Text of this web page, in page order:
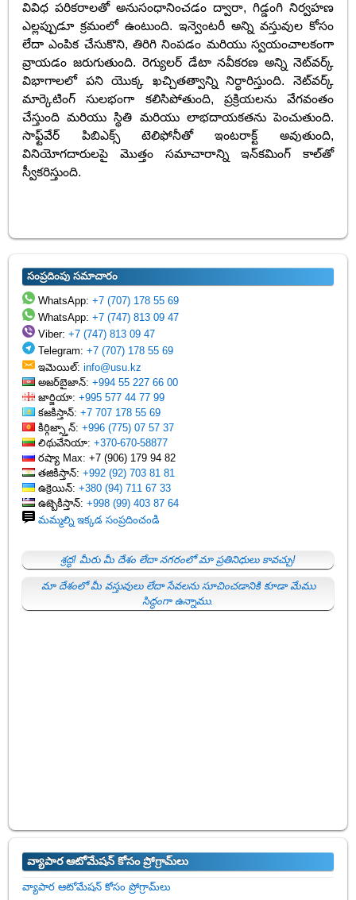
వివిధ పరికరాలతో అనుసంధానించడం ద్వారా, గిడ్డంగి నిర్వహణ
ఎల్లప్పుడూ క్రమంలో ఉంటుంది. ఇన్వెంటరీ అన్ని వస్తువుల కోసం
లేదా ఎంపిక చేసుకొని, తిరిగి నింపడం మరియు స్వయంచాలకంగా
వ్రాయడం జరుగుతుంది. రెగ్యులర్ డేటా నవీకరణ అన్ని నెట్‌వర్క్
విభాగాలలో పని యొక్క ఖచ్చితత్వాన్ని నిర్ధారిస్తుంది. నెట్‌వర్క్
మార్కెటింగ్ సులభంగా కలిసిపోతుంది, ప్రక్రియలను వేగవంతం
చేస్తుంది మరియు స్థితి మరియు లాభదాయకతను పెంచుతుంది.
సాఫ్ట్‌వేర్ పిబిఎక్స్ టెలిఫోనీతో ఇంటరాక్ట్ అవుతుంది,
వినియోగదారులపై మొత్తం సమాచారాన్ని ఇన్‌కమింగ్ కాల్‌తో
స్వీకరిస్తుంది.
సంప్రదింపు సమాచారం
WhatsApp:+7 (707) 178 55 69
WhatsApp:+7 (747) 813 09 47
Viber:+7 (747) 813 09 47
Telegram:+7 (707) 178 55 69
ఇమెయిల్:info@usu.kz
అజర్‌బైజాన్:+994 55 227 66 00
జార్జియా:+995 577 44 77 99
కజకిస్తాన్:+7 707 178 55 69
కిర్గిజ్స్తాన్:+996 (775) 07 57 37
లిథువేనియా:+370-670-58877
రష్యా Max: +7 (906) 179 94 82
తజికిస్తాన్:+992 (92) 703 81 81
ఉక్రెయిన్:+380 (94) 711 67 33
ఉజ్బెకిస్తాన్:+998 (99) 403 87 64
మమ్మల్ని ఇక్కడ సంప్రదించండి
శ్రద్ధ! మీరు మీ దేశం లేదా నగరంలో మా ప్రతినిధులు కావచ్చు!
మా దేశంలో మీ వస్తువులు లేదా సేవలను సూచించడానికి కూడా మేము
సిద్ధంగా ఉన్నాము.
వ్యాపార ఆటోమేషన్ కోసం ప్రోగ్రామ్‌లు
వ్యాపార ఆటోమేషన్ కోసం ప్రోగ్రామ్‌లు